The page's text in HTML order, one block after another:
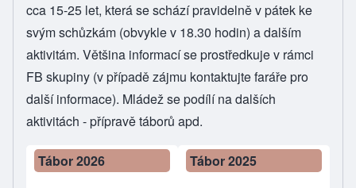
cca 15-25 let, která se schází pravidelně v pátek ke
svým schůzkám (obvykle v 18.30 hodin) a dalším
aktivitám. Většina informací se prostředkuje v rámci
FB skupiny (v případě zájmu kontaktujte faráře pro
další informace). Mládež se podílí na dalších
aktivitách - přípravě táborů apd.
Tábor 2026 Tábor 2025